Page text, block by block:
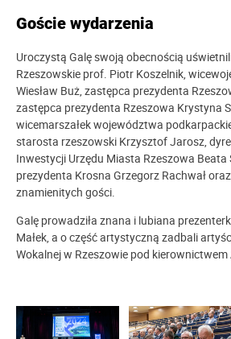
Goście wydarzenia
Uroczystą Galę swoją obecnością
Rzeszowskie prof. Piotr Koszelnik,
Wiesław Buż, zastępca prezydenta
zastępca prezydenta Rzeszowa Krystyna
wicemarszałek województwa
starosta rzeszowski Krzysztof Jarosz,
Inwestycji Urzędu Miasta Rzeszowa Beata
prezydenta Krosna Grzegorz Rachwał
znamienitych gości.
Galę prowadziła znana i lubiana
Małek, a o część artystyczną zadbali
Wokalnej w Rzeszowie pod kierownictwem